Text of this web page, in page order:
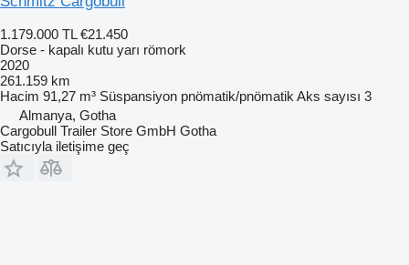
1.179.000 TL €21.450
Dorse - kapalı kutu yarı römork
2020
261.159 km
Hacim 91,27 m³ Süspansiyon pnömatik/pnömatik Aks sayısı 3
Almanya, Gotha
Cargobull Trailer Store GmbH Gotha
Satıcıyla iletişime geç